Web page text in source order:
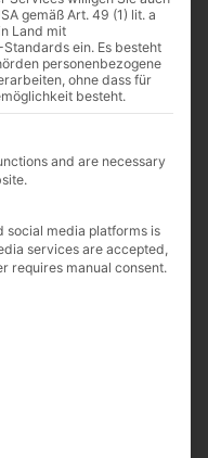
gemäß Art. 49 (1) lit. a
Land mit
ein. Es besteht
personenbezogene
ohne dass für
besteht.
Gruppen, für die eine
and are necessary
social media platforms is
services are accepted,
requires manual consent.